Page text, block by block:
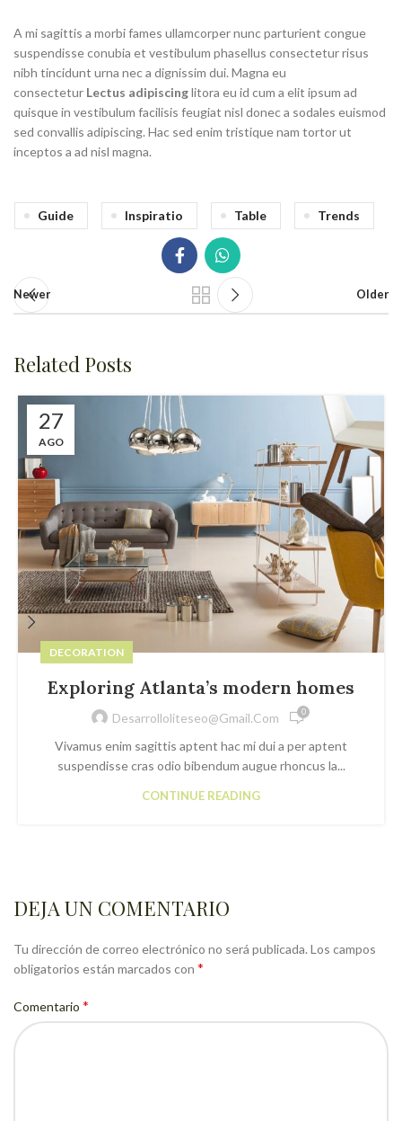
A mi sagittis a morbi fames ullamcorper nunc parturient congue
suspendisse conubia et vestibulum phasellus consectetur risus
nibh tincidunt urna nec a dignissim dui. Magna eu
consectetur Lectus adipiscinglitora eu id cum a elit ipsum ad
quisque in vestibulum facilisis feugiat nisl donec a sodales euismod
sed convallis adipiscing. Hac sed enim tristique nam tortor ut
inceptos a ad nisl magna.
Guide Inspiratio Table Trends
Newer Older
Related Posts
27
AGO
DECORATION
Exploring Atlanta’s modern homes
Desarrolloliteseo@gmail.com 0
Vivamus enim sagittis aptent hac mi dui a per aptent
suspendisse cras odio bibendum augue rhoncus la...
CONTINUE READING
DEJA UN COMENTARIO
Tu dirección de correo electrónico no será publicada. Los campos
obligatorios están marcados con *
Comentario *